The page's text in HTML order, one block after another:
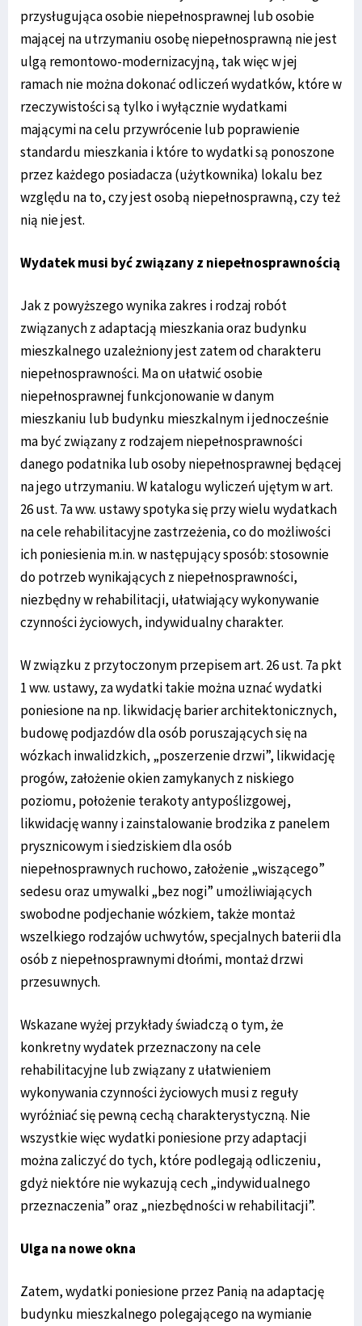
przysługująca osobie niepełnosprawnej lub osobie
mającej na utrzymaniu osobę niepełnosprawną nie jest
ulgą remontowo-modernizacyjną, tak więc w jej
ramach nie można dokonać odliczeń wydatków, które w
rzeczywistości są tylko i wyłącznie wydatkami
mającymi na celu przywrócenie lub poprawienie
standardu mieszkania i które to wydatki są ponoszone
przez każdego posiadacza (użytkownika) lokalu bez
względu na to, czy jest osobą niepełnosprawną, czy też
nią nie jest.
Wydatek musi być związany z niepełnosprawnością
Jak z powyższego wynika zakres i rodzaj robót
związanych z adaptacją mieszkania oraz budynku
mieszkalnego uzależniony jest zatem od charakteru
niepełnosprawności. Ma on ułatwić osobie
niepełnosprawnej funkcjonowanie w danym
mieszkaniu lub budynku mieszkalnym i jednocześnie
ma być związany z rodzajem niepełnosprawności
danego podatnika lub osoby niepełnosprawnej będącej
na jego utrzymaniu. W katalogu wyliczeń ujętym w art.
26 ust. 7a ww. ustawy spotyka się przy wielu wydatkach
na cele rehabilitacyjne zastrzeżenia, co do możliwości
ich poniesienia m.in. w następujący sposób: stosownie
do potrzeb wynikających z niepełnosprawności,
niezbędny w rehabilitacji, ułatwiający wykonywanie
czynności życiowych, indywidualny charakter.
W związku z przytoczonym przepisem art. 26 ust. 7a pkt
1 ww. ustawy, za wydatki takie można uznać wydatki
poniesione na np. likwidację barier architektonicznych,
budowę podjazdów dla osób poruszających się na
wózkach inwalidzkich, „poszerzenie drzwi”, likwidację
progów, założenie okien zamykanych z niskiego
poziomu, położenie terakoty antypoślizgowej,
likwidację wanny i zainstalowanie brodzika z panelem
prysznicowym i siedziskiem dla osób
niepełnosprawnych ruchowo, założenie „wiszącego”
sedesu oraz umywalki „bez nogi” umożliwiających
swobodne podjechanie wózkiem, także montaż
wszelkiego rodzajów uchwytów, specjalnych baterii dla
osób z niepełnosprawnymi dłońmi, montaż drzwi
przesuwnych.
Wskazane wyżej przykłady świadczą o tym, że
konkretny wydatek przeznaczony na cele
rehabilitacyjne lub związany z ułatwieniem
wykonywania czynności życiowych musi z reguły
wyróżniać się pewną cechą charakterystyczną. Nie
wszystkie więc wydatki poniesione przy adaptacji
można zaliczyć do tych, które podlegają odliczeniu,
gdyż niektóre nie wykazują cech „indywidualnego
przeznaczenia” oraz „niezbędności w rehabilitacji”.
Ulga na nowe okna
Zatem, wydatki poniesione przez Panią na adaptację
budynku mieszkalnego polegającego na wymianie